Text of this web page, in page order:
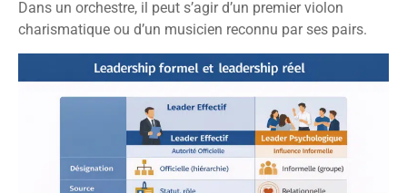
Dans un orchestre, il peut s’agir d’un premier violon
charismatique ou d’un musicien reconnu par ses pairs.